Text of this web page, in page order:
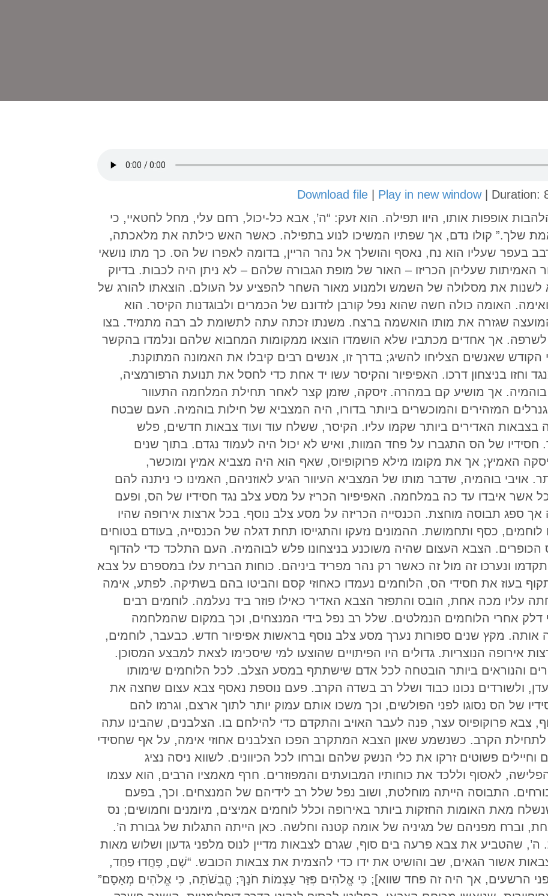
Download file Play in new window| Duration:
אופפות אותו, היוו תפילה. הוא זעק: “ה’, אבא כל-יכול, רחם עלי, מחל לחטאיי, כי
שלך.” קולו נדם, אך שפתיו המשיכו לנוע בתפילה. כאשר האש כילתה את מלאכתה,
בעפר שעליו הוא נח, נאסף והושלך אל נהר הריין, בדומה לאפרו של הס. כך מתו נושאי
האמיתות שעליהן הכריזו – האור של מופת הגבורה שלהם – לא ניתן היה לכבות. בדיוק
לשנות את מסלולה של השמש ולמנוע מאור השחר להפציע על העולם. הוצאתו להורג של
האומה כולה חשה שהוא נפל קורבן לזדונם של הכמרים ולבוגדנות הקיסר. הוא
שגזרה את מותו הואשמה ברצח. משנתו זכתה עתה לתשומת לב רבה מתמיד. בצו
לשרפה. אך אחדים מכתביו שלא הושמדו הוצאו ממקומות המחבוא שלהם ונלמדו בהקשר
שאנשים הצליחו להשיג; בדרך זו, אנשים רבים קיבלו את האמונה המתוקנת.
וחזו בניצחון דרכו. האפיפיור והקיסר עשו יד אחת כדי לחסל את תנועת הרפורמציה,
בוהמיה. אך מושיע קם במהרה. זיסקה, שזמן קצר לאחר תחילת המלחמה התעוור
המזהירים והמוכשרים ביותר בדורו, היה המצביא של חילות בוהמיה. העם שבטח
בצבאות האדירים ביותר שקמו עליו. הקיסר, ששלח עוד ועוד צבאות חדשים, פלש
חסידיו של הס התגברו על פחד המוות, ואיש לא יכול היה לעמוד נגדם. בתוך שנים
האמיץ; אך את מקומו מילא פרוקופיוס, שאף הוא היה מצביא אמיץ ומוכשר,
אויבי בוהמיה, שדבר מותו של המצביא העיוור הגיע לאוזניהם, האמינו כי ניתנה להם
אשר איבדו עד כה במלחמה. האפיפיור הכריז על מסע צלב נגד חסידיו של הס, ופעם
אך ספג תבוסה מוחצת. הכנסייה הכריזה על מסע צלב נוסף. בכל ארצות אירופה שהיו
לוחמים, כסף ותחמושת. ההמונים נזעקו והתגייסו תחת דגלה של הכנסייה, בעודם בטוחים
הכופרים. הצבא העצום שהיה משוכנע בניצחונו פלש לבוהמיה. העם התלכד כדי להדוף
ונערכו זה מול זה כאשר רק נהר מפריד ביניהם. כוחות הברית עלו במספרם על צבא
בעוז את חסידי הס, הלוחמים נעמדו כאחוזי קסם והביטו בהם בשתיקה. לפתע, אימה
עליו מכה אחת, הובס והתפזר הצבא האדיר כאילו פוזר ביד נעלמה. לוחמים רבים
דלק אחרי הלוחמים הנמלטים. שלל רב נפל בידי המנצחים, וכך במקום שהמלחמה
מקץ שנים ספורות נערך מסע צלב נוסף בראשות אפיפיור חדש. כבעבר, לוחמים,
אירופה הנוצריות. גדולים היו הפיתויים שהוצעו למי שיסכימו לצאת למבצע המסוכן.
והנוראים ביותר הובטחה לכל אדם שישתתף במסע הצלב. לכל הלוחמים שימותו
ולשורדים נכונו כבוד ושלל רב בשדה הקרב. פעם נוספת נאסף צבא עצום שחצה את
של הס נסוגו לפני הפולשים, וכך משכו אותם עמוק יותר לתוך ארצם, וגרמו להם
צבא פרוקופיוס עצר, פנה לעבר האויב והתקדם כדי להילחם בו. הצלבנים, שהבינו עתה
הקרב. כשנשמע שאון הצבא המתקרב הפכו הצלבנים אחוזי אימה, על אף שחסידי
פשוטים זרקו את כלי הנשק שלהם וברחו לכל הכיוונים. לשווא ניסה נציג
לאסוף וללכד את כוחותיו המבועתים והמפוזרים. חרף מאמציו הרבים, הוא עצמו
התבוסה הייתה מוחלטת, ושוב נפל שלל רב לידיהם של המנצחים. וכך, בפעם
מאת האומות החזקות ביותר באירופה וכלל לוחמים אמיצים, מיומנים וחמושים; נס
וברח מפניהם של מגיניה של אומה קטנה וחלשה. כאן הייתה התגלות של גבורת ה’.
ה’, שהטביע את צבא פרעה בים סוף, שגרם לצבאות מדיין לנוס מלפני גדעון ושלוש מאות
אשור הגאים, שב והושיט את ידו כדי להצמית את צבאות הכובש. “שָׁם, פָּחֲדוּ פַחַד,
הרשעים, אך היה זה פחד שווא]; כִּי אֱלֹהִים פִּזַּר עַצְמוֹת חֹנָךְ; הֱבִשֹׁתָה, כִּי אֱלֹהִים מְאָסָם”